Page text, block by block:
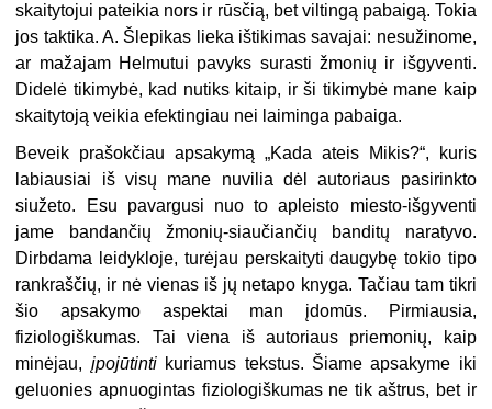
skaitytojui pateikia nors ir rūsčią, bet viltingą pabaigą. Tokia
jos taktika. A. Šlepikas lieka ištikimas savajai: nesužinome,
ar mažajam Helmutui pavyks surasti žmonių ir išgyventi.
Didelė tikimybė, kad nutiks kitaip, ir ši tikimybė mane kaip
skaitytoją veikia efektingiau nei laiminga pabaiga.
Beveik prašokčiau apsakymą „Kada ateis Mikis?“, kuris
labiausiai iš visų mane nuvilia dėl autoriaus pasirinkto
siužeto. Esu pavargusi nuo to apleisto miesto-išgyventi
jame bandančių žmonių-siaučiančių banditų naratyvo.
Dirbdama leidykloje, turėjau perskaityti daugybę tokio tipo
rankraščių, ir nė vienas iš jų netapo knyga. Tačiau tam tikri
šio apsakymo aspektai man įdomūs. Pirmiausia,
fiziologiškumas. Tai viena iš autoriaus priemonių, kaip
minėjau, įpojūtinti kuriamus tekstus. Šiame apsakyme iki
geluonies apnuogintas fiziologiškumas ne tik aštrus, bet ir